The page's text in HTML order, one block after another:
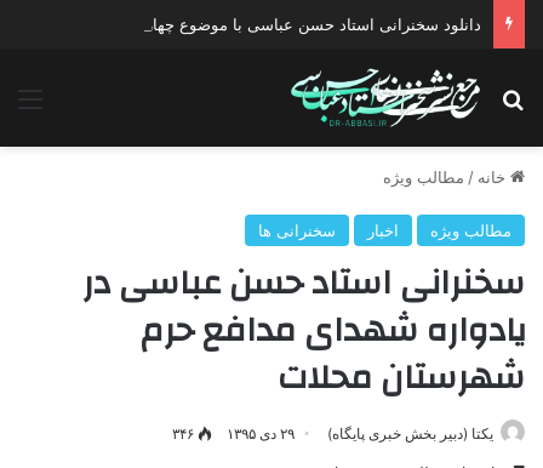
دانلود سخنرانی استاد حسن عباسی با موضوع چهار انتخاب ۱۴۰۰
جستجو برای
خانه / مطالب ویژه
مطالب ویژه اخبار سخنرانی ها
سخنرانی استاد حسن عباسی در
یادواره شهدای مدافع حرم
شهرستان محلات
یکتا (دبیر بخش خبری پایگاه) ۲۹ دی ۱۳۹۵ ۳۴۶